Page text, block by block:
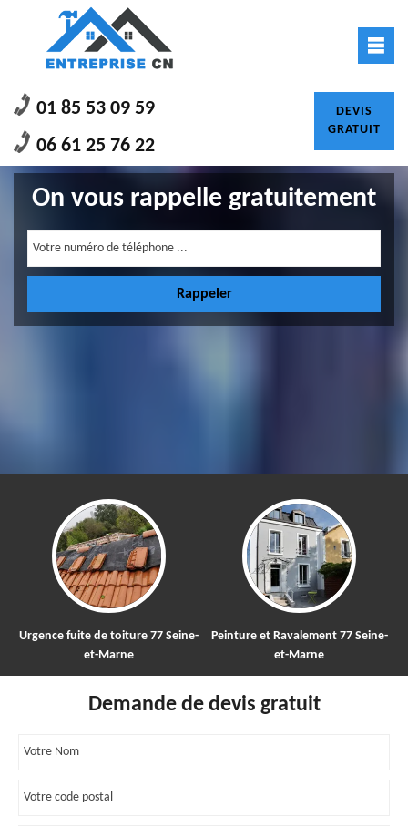
01 85 53 09 59
06 61 25 76 22
DEVIS
GRATUIT
On vous rappelle gratuitement
Urgence fuite de toiture 77 Seine-
et-Marne
Peinture et Ravalement 77 Seine-
et-Marne
Demande de devis gratuit